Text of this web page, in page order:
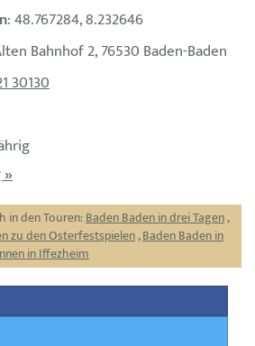
: 48.767284, 8.232646
Bahnhof 2, 76530 Baden-Baden
30130
in den Touren:Baden Baden in drei Tagen,
zu den Osterfestspielen,Baden Baden in
in Iffezheim